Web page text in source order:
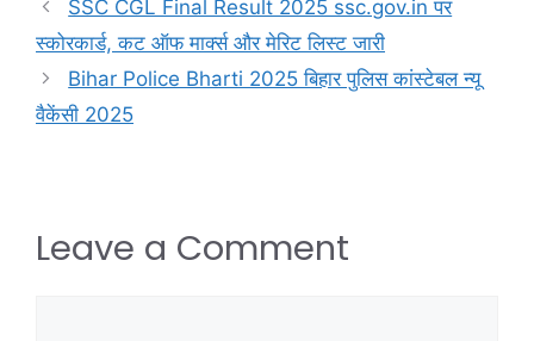
SSC CGL Final Result 2025 ssc.gov.in पर
स्कोरकार्ड, कट ऑफ मार्क्स और मेरिट लिस्ट जारी
Bihar Police Bharti 2025 बिहार पुलिस कांस्टेबल न्यू
वैकेंसी 2025
Leave a Comment